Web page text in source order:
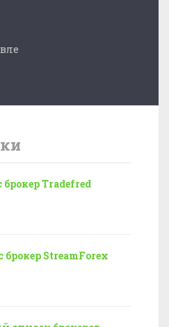
брокер Tradefred
брокер StreamForex